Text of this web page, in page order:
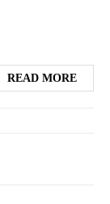
READ MORE